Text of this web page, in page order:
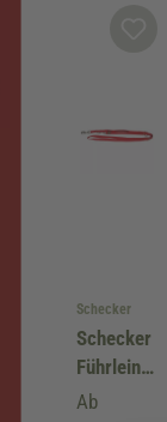
Schecker
Schecker
Führleine
rot mit
Ab